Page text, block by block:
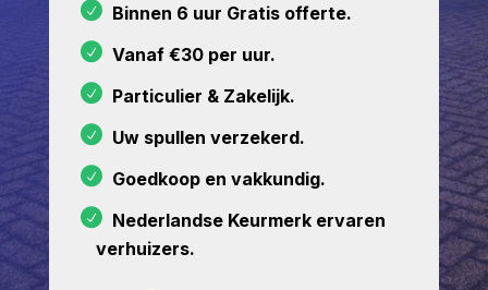
Binnen 6 uur Gratis offerte.
Vanaf €30 per uur.
Particulier & Zakelijk.
Uw spullen verzekerd.
Goedkoop en vakkundig.
Nederlandse Keurmerk ervaren
verhuizers.